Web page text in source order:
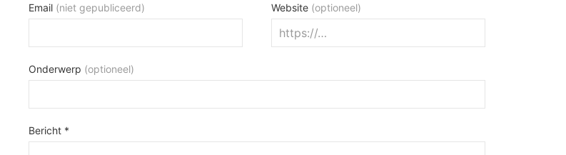
Email (niet gepubliceerd) Website (optioneel)
Onderwerp (optioneel)
Bericht *